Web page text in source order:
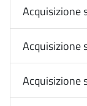
Acquisizione
Acquisizione
Acquisizione